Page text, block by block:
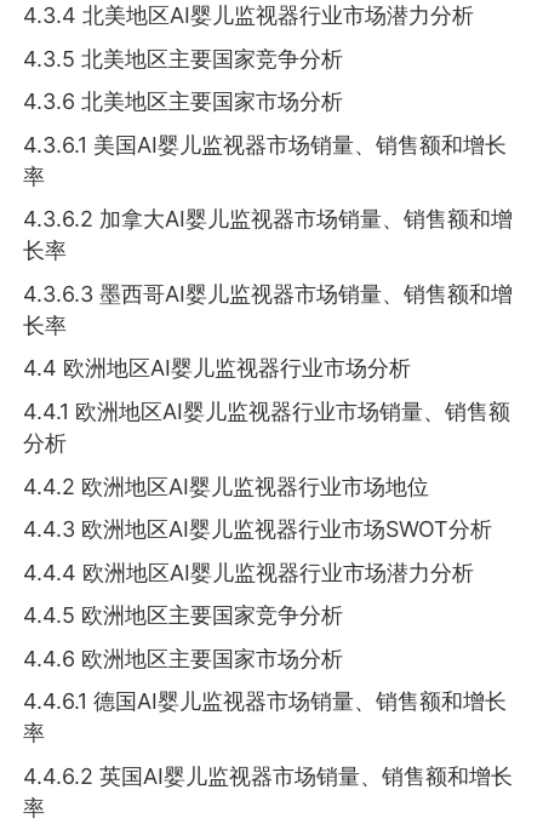
4.3.4 北美地区AI婴儿监视器行业市场潜力分析
4.3.5 北美地区主要国家竞争分析
4.3.6 北美地区主要国家市场分析
4.3.6.1 美国AI婴儿监视器市场销量、销售额和增长
率
4.3.6.2 加拿大AI婴儿监视器市场销量、销售额和增
长率
4.3.6.3 墨西哥AI婴儿监视器市场销量、销售额和增
长率
4.4 欧洲地区AI婴儿监视器行业市场分析
4.4.1 欧洲地区AI婴儿监视器行业市场销量、销售额
分析
4.4.2 欧洲地区AI婴儿监视器行业市场地位
4.4.3 欧洲地区AI婴儿监视器行业市场SWOT分析
4.4.4 欧洲地区AI婴儿监视器行业市场潜力分析
4.4.5 欧洲地区主要国家竞争分析
4.4.6 欧洲地区主要国家市场分析
4.4.6.1 德国AI婴儿监视器市场销量、销售额和增长
率
4.4.6.2 英国AI婴儿监视器市场销量、销售额和增长
率